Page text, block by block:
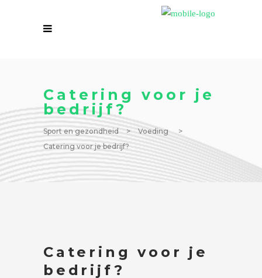
Catering voor je
bedrijf?
Sport en gezondheid > Voeding
>
Catering voor je bedrijf?
Catering voor je
bedrijf?